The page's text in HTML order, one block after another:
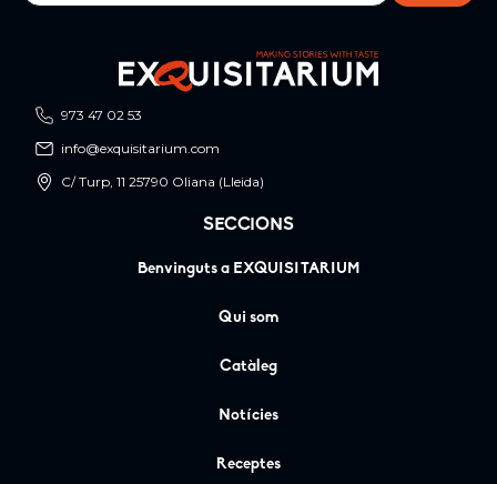
973 47 02 53
info@exquisitarium.com
C/ Turp, 11 25790 Oliana (Lleida)
SECCIONS
Benvinguts a EXQUISITARIUM
Qui som
Catàleg
Notícies
Receptes